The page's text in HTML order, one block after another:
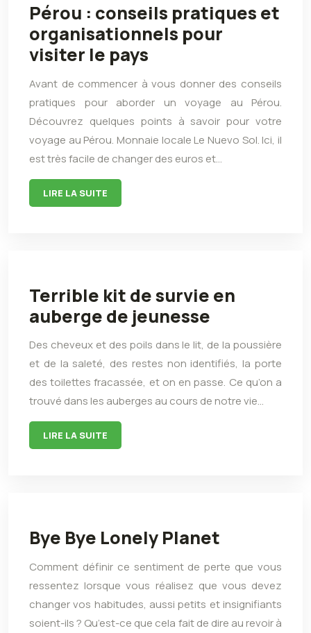
Pérou : conseils pratiques et
organisationnels pour
visiter le pays
Avant de commencer à vous donner des conseils
pratiques pour aborder un voyage au Pérou.
Découvrez quelques points à savoir pour votre
voyage au Pérou. Monnaie locale Le Nuevo Sol. Ici, il
est très facile de changer des euros et…
LIRE LA SUITE
Terrible kit de survie en
auberge de jeunesse
Des cheveux et des poils dans le lit, de la poussière
et de la saleté, des restes non identifiés, la porte
des toilettes fracassée, et on en passe. Ce qu’on a
trouvé dans les auberges au cours de notre vie…
LIRE LA SUITE
Bye Bye Lonely Planet
Comment définir ce sentiment de perte que vous
ressentez lorsque vous réalisez que vous devez
changer vos habitudes, aussi petits et insignifiants
soient-ils ? Qu’est-ce que cela fait de dire au revoir à